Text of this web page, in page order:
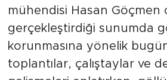
mühendisi Hasan Göçmen
gerçekleştirdiği sunumda
korunmasına yönelik
toplantılar, çalıştaylar ve